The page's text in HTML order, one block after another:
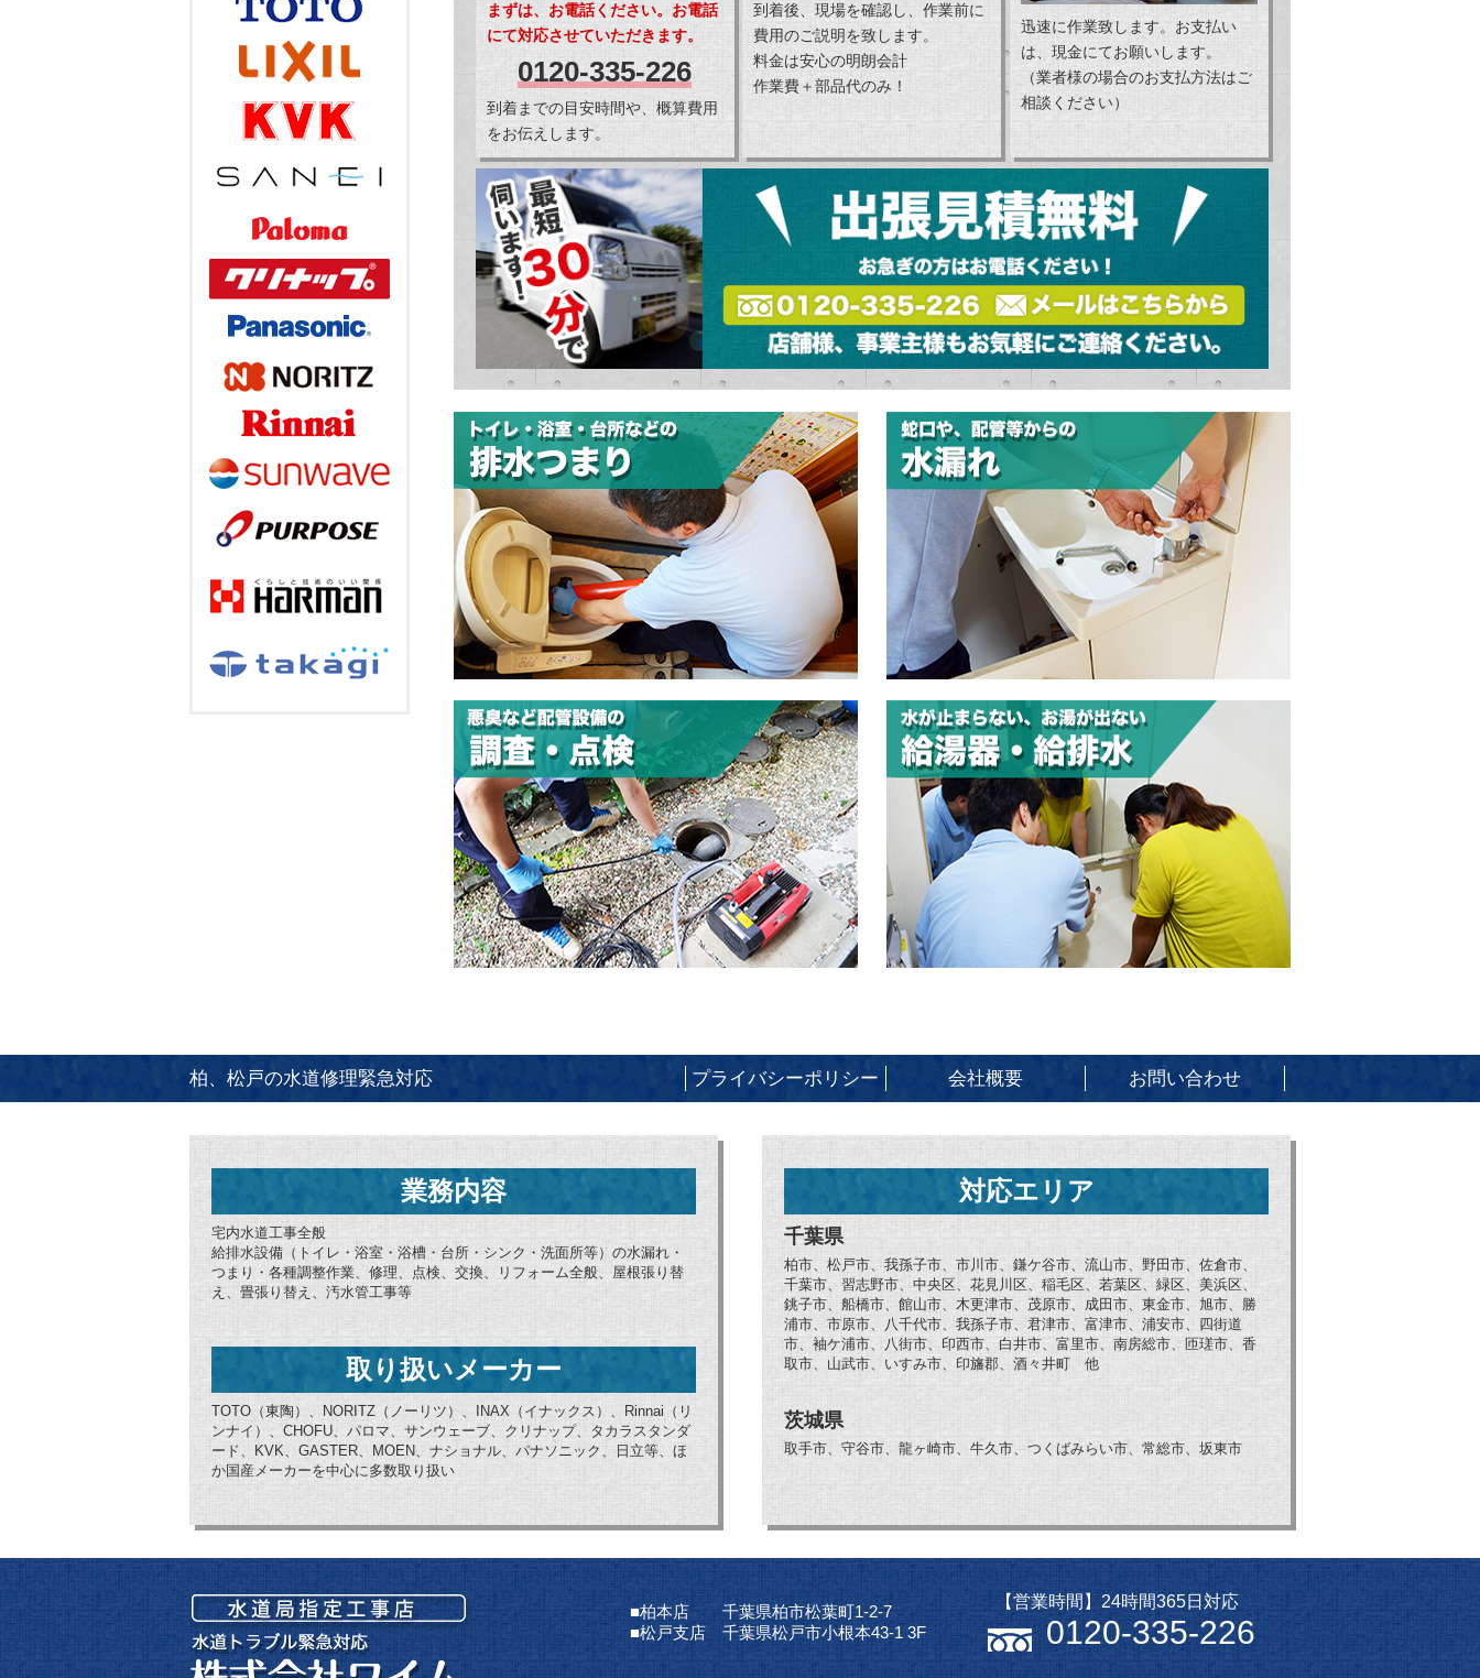
まずは、お電話ください。お電話
にて対応させていただきます。
0120-335-226
到着までの目安時間や、概算費用
をお伝えします。
到着後、現場を確認し、作業前に
費用のご説明を致します。
料金は安心の明朗会計
作業費＋部品代のみ！
迅速に作業致します。お支払い
は、現金にてお願いします。
（業者様の場合のお支払方法はご
相談ください）
柏、松戸の水道修理緊急対応 プライバシーポリシー 会社概要 お問い合わせ
業務内容
宅内水道工事全般
給排水設備（トイレ・浴室・浴槽・台所・シンク・洗面所等）の水漏れ・
つまり・各種調整作業、修理、点検、交換、リフォーム全般、屋根張り替
え、畳張り替え、汚水管工事等
取り扱いメーカー
TOTO（東陶）、NORITZ（ノーリツ）、INAX（イナックス）、Rinnai（リ
ンナイ）、CHOFU、パロマ、サンウェーブ、クリナップ、タカラスタンダ
ード、KVK、GASTER、MOEN、ナショナル、パナソニック、日立等、ほ
か国産メーカーを中心に多数取り扱い
対応エリア
千葉県
柏市、松戸市、我孫子市、市川市、鎌ケ谷市、流山市、野田市、佐倉市、
千葉市、習志野市、中央区、花見川区、稲毛区、若葉区、緑区、美浜区、
銚子市、船橋市、館山市、木更津市、茂原市、成田市、東金市、旭市、勝
浦市、市原市、八千代市、我孫子市、君津市、富津市、浦安市、四街道
市、袖ケ浦市、八街市、印西市、白井市、富里市、南房総市、匝瑳市、香
取市、山武市、いすみ市、印旛郡、酒々井町 他
茨城県
取手市、守谷市、龍ヶ崎市、牛久市、つくばみらい市、常総市、坂東市
■柏本店 千葉県柏市松葉町1-2-7
■松戸支店 千葉県松戸市小根本43-1 3F
【営業時間】24時間365日対応
0120-335-226